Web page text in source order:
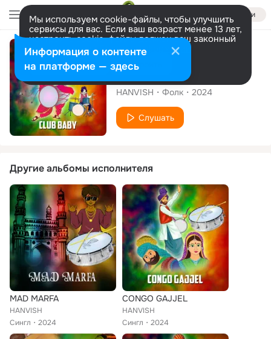
Войти
Мы используем cookie-файлы, чтобы улучшить
сервисы для вас. Если ваш возраст менее 13 лет,
настроить cookie-файлы должен ваш законный
представитель. Больше информации
Разрешить все Настроить
Сингл
CLUB BABY
HANVISH Фолк 2024
Слушать
Другие альбомы исполнителя
MAD MARFA
HANVISH
Сингл
2024
CONGO GAJJEL
HANVISH
Сингл
2024
Информация о контенте
на платформе — здесь